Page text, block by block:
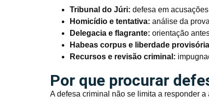
Tribunal do Júri: defesa em
Homicídio e tentativa: análise da
Delegacia e flagrante: orientação
Habeas corpus e liberdade
Recursos e revisão criminal:
Por que procurar
A defesa criminal não se limita a responder